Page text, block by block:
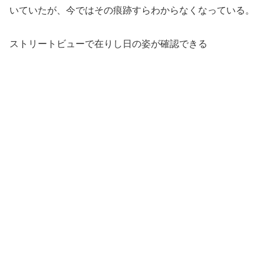
いていたが、今ではその痕跡すらわからなくなっている。
ストリートビューで在りし日の姿が確認できる